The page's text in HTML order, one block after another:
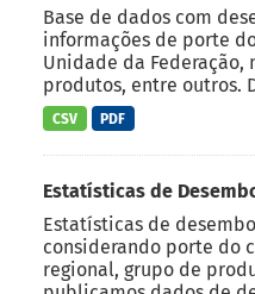
Base de dados com
informações de porte
Unidade da
produtos, entre outros.
CSV PDF
Estatísticas de
Estatísticas de
considerando porte do
regional, grupo de